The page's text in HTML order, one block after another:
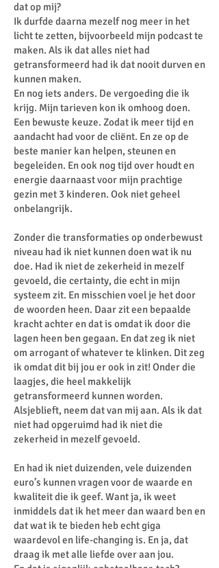
dat op mij?
Ik durfde daarna mezelf nog meer in het
licht te zetten, bijvoorbeeld mijn podcast te
maken. Als ik dat alles niet had
getransformeerd had ik dat nooit durven en
kunnen maken.
En nog iets anders. De vergoeding die ik
krijg. Mijn tarieven kon ik omhoog doen.
Een bewuste keuze. Zodat ik meer tijd en
aandacht had voor de cliënt. En ze op de
beste manier kan helpen, steunen en
begeleiden. En ook nog tijd over houdt en
energie daarnaast voor mijn prachtige
gezin met 3 kinderen. Ook niet geheel
onbelangrijk.
Zonder die transformaties op onderbewust
niveau had ik niet kunnen doen wat ik nu
doe. Had ik niet de zekerheid in mezelf
gevoeld, die certainty, die echt in mijn
systeem zit. En misschien voel je het door
de woorden heen. Daar zit een bepaalde
kracht achter en dat is omdat ik door die
lagen heen ben gegaan. En dat zeg ik niet
om arrogant of whatever te klinken. Dit zeg
ik omdat dit bij jou er ook in zit! Onder die
laagjes, die heel makkelijk
getransformeerd kunnen worden.
Alsjeblieft, neem dat van mij aan. Als ik dat
niet had opgeruimd had ik niet die
zekerheid in mezelf gevoeld.
En had ik niet duizenden, vele duizenden
euro’s kunnen vragen voor de waarde en
kwaliteit die ik geef. Want ja, ik weet
inmiddels dat ik het meer dan waard ben en
dat wat ik te bieden heb echt giga
waardevol en life-changing is. En ja, dat
draag ik met alle liefde over aan jou.